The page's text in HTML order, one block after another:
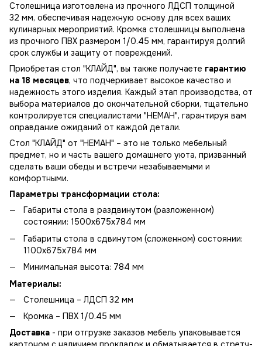
Столешница изготовлена из прочного ЛДСП толщиной
32 мм, обеспечивая надежную основу для всех ваших
кулинарных мероприятий. Кромка столешницы выполнена
из прочного ПВХ размером 1/0.45 мм, гарантируя долгий
срок службы и защиту от повреждений.
Приобретая стол "КЛАЙД", вы также получаете гарантию
на 18 месяцев, что подчеркивает высокое качество и
надежность этого изделия. Каждый этап производства, от
выбора материалов до окончательной сборки, тщательно
контролируется специалистами "НЕМАН", гарантируя вам
оправдание ожиданий от каждой детали.
Стол "КЛАЙД" от "НЕМАН" – это не только мебельный
предмет, но и часть вашего домашнего уюта, призванный
сделать ваши обеды и встречи незабываемыми и
комфортными.
Параметры трансформации стола:
Габариты стола в раздвинутом (разложенном)
состоянии: 1500х675х784 мм
Габариты стола в сдвинутом (сложенном) состоянии:
1100х675х784 мм
Минимальная высота: 784 мм
Материалы:
Столешница – ЛДСП 32 мм
Кромка – ПВХ 1/0.45 мм
Доставка - при отгрузке заказов мебель упаковывается